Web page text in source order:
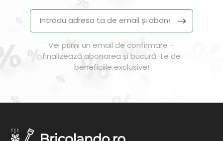
Vei primi un email de confirmare –
finalizează abonarea și bucură-te de
beneficiile exclusive!